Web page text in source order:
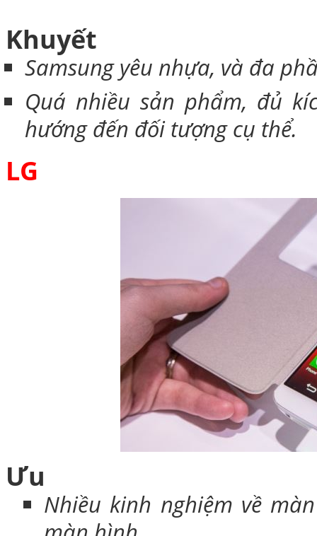
Khuyết
Samsung yêu nhựa, và đa
Quá nhiều sản phẩm, đủ
hướng đến đối tượng cụ thể.
LG
Ưu
Nhiều kinh nghiệm về